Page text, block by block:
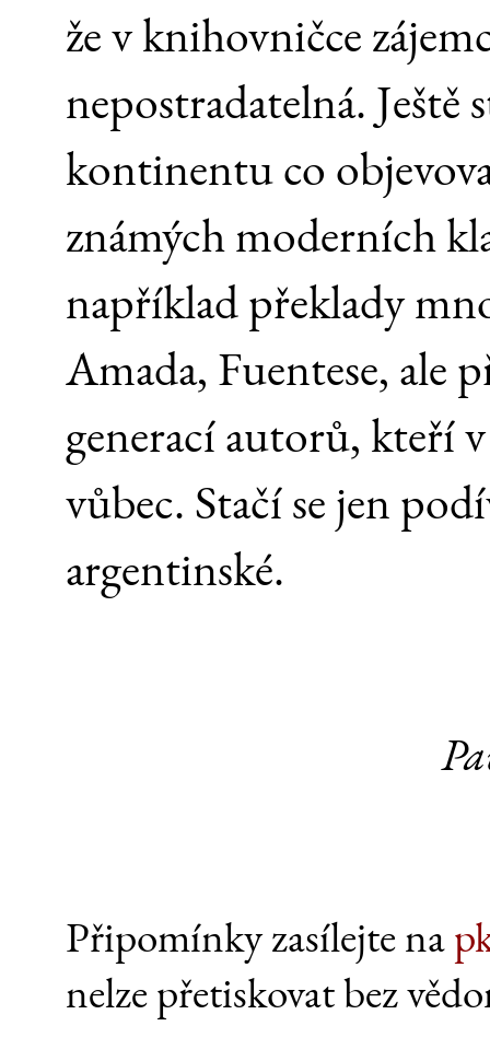
že v knihovničce
nepostradatelná.
kontinentu co
známých moderních
například překlady
Amada, Fuentese, ale
generací autorů, kteří
vůbec. Stačí se jen
argentinské.
Připomínky zasílejte na
nelze přetiskovat bez